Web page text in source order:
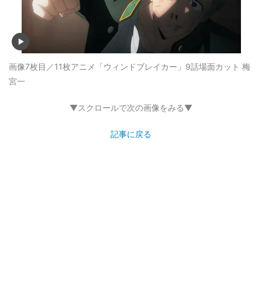
画像7枚目／11枚アニメ「ウィンドブレイカー」9話場面カット 梅
宮一
▼スクロールで次の画像をみる▼
記事に戻る